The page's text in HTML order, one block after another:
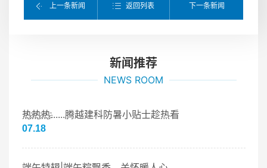
上一条新闻 返回列表 下一条新闻
新闻推荐
NEWS ROOM
热҈热҈热҈......腾越建科防暑小贴士趁热看
07.18